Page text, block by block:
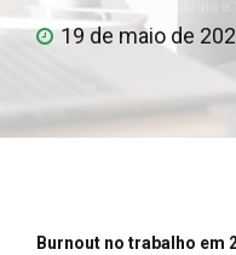
19 de maio de
Burnout no trabalho em